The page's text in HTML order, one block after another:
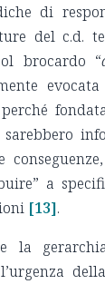
di
del c.d.
brocardo “
a
[13].
la